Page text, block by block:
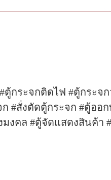
กระจกติดไฟ #ตู้กระจก
#สั่งตัดตู้กระจก #ตู้ออ
งคล #ตู้จัดแสดงสินค้า